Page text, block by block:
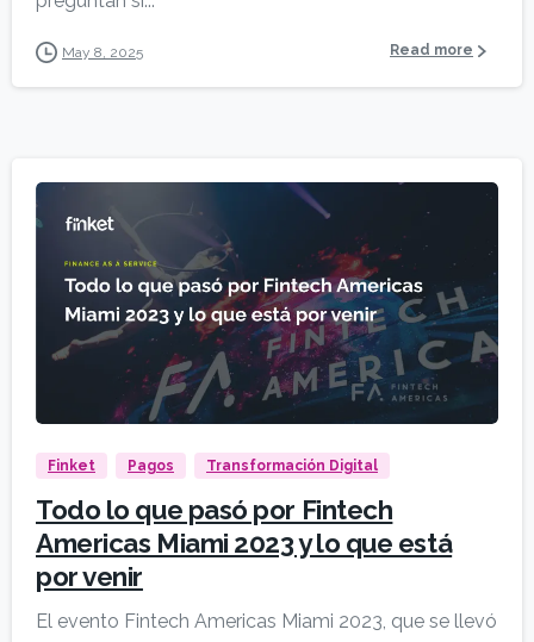
May 8, 2025 Read more
Finket Pagos Transformación Digital
Todo lo que pasó por Fintech
Americas Miami 2023 y lo que está
por venir
El evento Fintech Americas Miami 2023, que se llevó